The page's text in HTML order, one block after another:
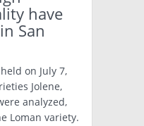
BUSCAR
have
San
on July 7,
Jolene,
analyzed,
Loman variety.